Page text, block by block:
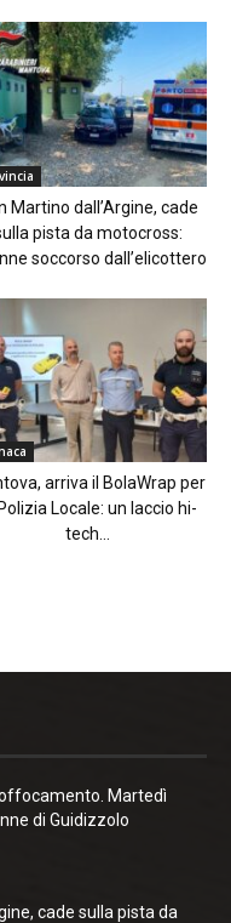
Martino dall’Argine, cade
pista da motocross:
soccorso dall’elicottero
arriva il BolaWrap per
Locale: un laccio hi-
tech...
Martedì
di Guidizzolo
cade sulla pista da